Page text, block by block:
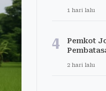
1 hari lalu
4
Pemkot
2 hari lalu